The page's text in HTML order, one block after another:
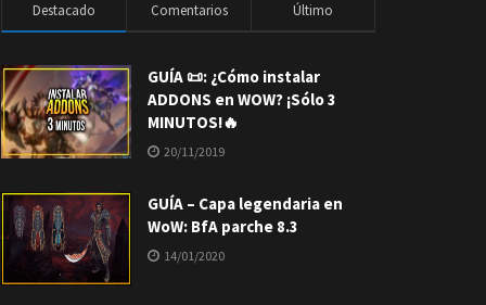
Destacado Comentarios Último
GUÍA 📜: ¿Cómo instalar
ADDONS en WOW? ¡Sólo 3
MINUTOS!🔥
20/11/2019
GUÍA – Capa legendaria en
WoW: BfA parche 8.3
14/01/2020